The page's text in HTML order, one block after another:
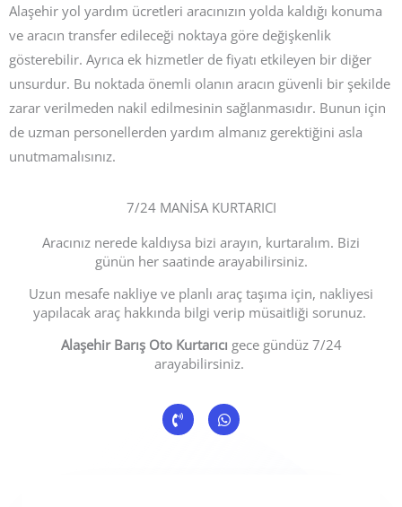
Alaşehir yol yardım ücretleri aracınızın yolda kaldığı konuma
ve aracın transfer edileceği noktaya göre değişkenlik
gösterebilir. Ayrıca ek hizmetler de fiyatı etkileyen bir diğer
unsurdur. Bu noktada önemli olanın aracın güvenli bir şekilde
zarar verilmeden nakil edilmesinin sağlanmasıdır. Bunun için
de uzman personellerden yardım almanız gerektiğini asla
unutmamalısınız.
7/24 MANİSA KURTARICI
Aracınız nerede kaldıysa bizi arayın, kurtaralım. Bizi
günün her saatinde arayabilirsiniz.
Uzun mesafe nakliye ve planlı araç taşıma için, nakliyesi
yapılacak araç hakkında bilgi verip müsaitliği sorunuz.
Alaşehir Barış Oto Kurtarıcı gece gündüz 7/24
arayabilirsiniz.
P
h
o
W
h
a